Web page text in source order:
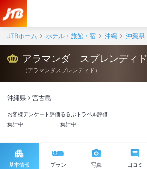
JTBホーム ホテル・旅館・宿 沖縄 沖縄県
アラマンダ スプレンディド
（ アラマンダスプレンディド ）
沖縄県 宮古島
お客様アンケート評価
集計中
るるぶトラベル評価
集計中
基本情報 プラン 写真 口コミ